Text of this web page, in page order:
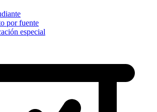
por fuente
especial